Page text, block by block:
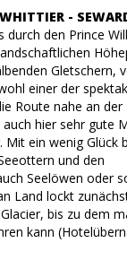
-
durch den Prince
Gletschern,
einer der
Route nahe an der
hier sehr gute
Mit ein wenig Glück
und den
Seelöwen oder
Land lockt
bis zu dem
kann